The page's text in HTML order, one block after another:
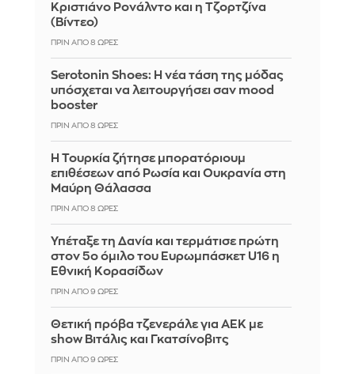
Κριστιάνο Ρονάλντο και η Τζορτζίνα
(Βίντεο)
ΠΡΙΝ ΑΠΌ 8 ΏΡΕΣ
Serotonin Shoes: Η νέα τάση της μόδας
υπόσχεται να λειτουργήσει σαν mood
booster
ΠΡΙΝ ΑΠΌ 8 ΏΡΕΣ
Η Τουρκία ζήτησε μπορατόριουμ
επιθέσεων από Ρωσία και Ουκρανία στη
Μαύρη Θάλασσα
ΠΡΙΝ ΑΠΌ 8 ΏΡΕΣ
Υπέταξε τη Δανία και τερμάτισε πρώτη
στον 5ο όμιλο του Ευρωμπάσκετ U16 η
Εθνική Κορασίδων
ΠΡΙΝ ΑΠΌ 9 ΏΡΕΣ
Θετική πρόβα τζενεράλε για ΑΕΚ με
show Βιτάλις και Γκατσίνοβιτς
ΠΡΙΝ ΑΠΌ 9 ΏΡΕΣ